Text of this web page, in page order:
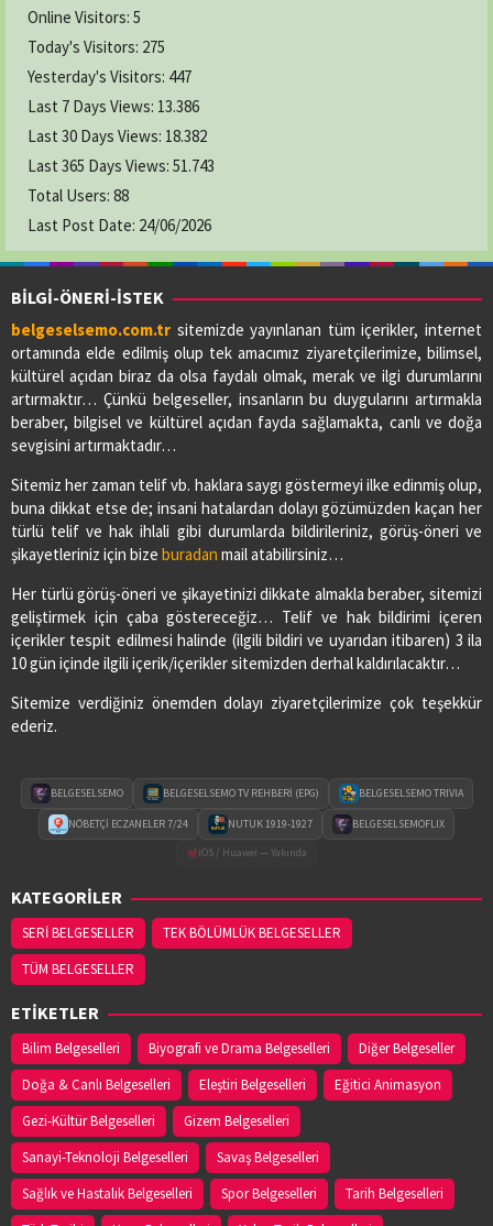
Online Visitors: 5
Today's Visitors: 275
Yesterday's Visitors: 447
Last 7 Days Views: 13.386
Last 30 Days Views: 18.382
Last 365 Days Views: 51.743
Total Users: 88
Last Post Date: 24/06/2026
BİLGİ-ÖNERİ-İSTEK
belgeselsemo.com.tr sitemizde yayınlanan tüm içerikler, internet
ortamında elde edilmiş olup tek amacımız ziyaretçilerimize, bilimsel,
kültürel açıdan biraz da olsa faydalı olmak, merak ve ilgi durumlarını
artırmaktır… Çünkü belgeseller, insanların bu duygularını artırmakla
beraber, bilgisel ve kültürel açıdan fayda sağlamakta, canlı ve doğa
sevgisini artırmaktadır…
Sitemiz her zaman telif vb. haklara saygı göstermeyi ilke edinmiş olup,
buna dikkat etse de; insani hatalardan dolayı gözümüzden kaçan her
türlü telif ve hak ihlali gibi durumlarda bildirileriniz, görüş-öneri ve
şikayetleriniz için bize buradan mail atabilirsiniz…
Her türlü görüş-öneri ve şikayetinizi dikkate almakla beraber, sitemizi
geliştirmek için çaba göstereceğiz… Telif ve hak bildirimi içeren
içerikler tespit edilmesi halinde (ilgili bildiri ve uyarıdan itibaren) 3 ila
10 gün içinde ilgili içerik/içerikler sitemizden derhal kaldırılacaktır…
Sitemize verdiğiniz önemden dolayı ziyaretçilerimize çok teşekkür
ederiz.
BELGESELSEMO BELGESELSEMO TV REHBERİ (EPG) BELGESELSEMO TRIVIA
NÖBETÇİ ECZANELER 7/24 NUTUK 1919-1927
BELGESELSEMOFLIX
iOS / Huawei — Yakında
KATEGORİLER
SERİ BELGESELLER
TEK BÖLÜMLÜK BELGESELLER
TÜM BELGESELLER
ETİKETLER
Bilim Belgeselleri Biyografi ve Drama Belgeselleri
Diğer Belgeseller
Doğa & Canlı Belgeselleri
Eleştiri Belgeselleri
Eğitici Animasyon
Gezi-Kültür Belgeselleri
Gizem Belgeselleri
Sanayi-Teknoloji Belgeselleri
Savaş Belgeselleri
Sağlık ve Hastalık Belgeselleri
Spor Belgeselleri
Tarih Belgeselleri